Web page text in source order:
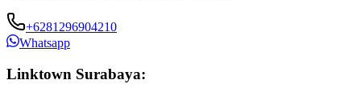
+6281296904210
Whatsapp
Linktown Surabaya: